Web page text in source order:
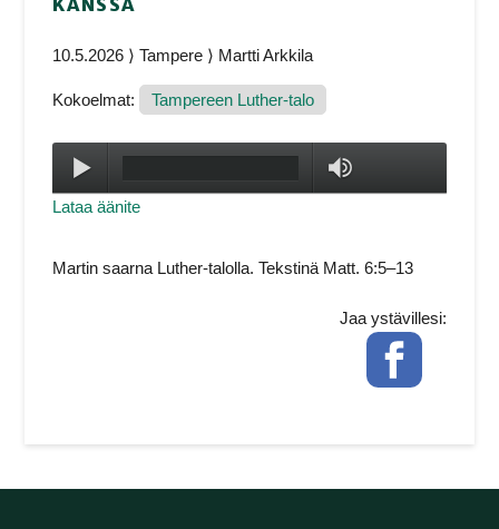
KANSSA
10.5.2026 ⟩ Tampere ⟩ Martti Arkkila
Kokoelmat: Tampereen Luther-talo
Lataa äänite
Martin saarna Luther-talolla. Tekstinä Matt. 6:5–13
Jaa ystävillesi:
Facebook